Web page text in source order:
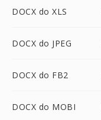
DOCX do XLS
DOCX do JPEG
DOCX do FB2
DOCX do MOBI